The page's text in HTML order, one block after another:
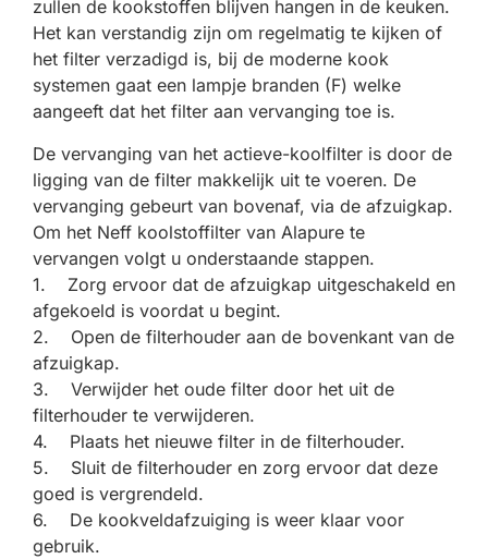
zullen de kookstoffen blijven hangen in de keuken.
Het kan verstandig zijn om regelmatig te kijken of
het filter verzadigd is, bij de moderne kook
systemen gaat een lampje branden (F) welke
aangeeft dat het filter aan vervanging toe is.
De vervanging van het actieve-koolfilter is door de
ligging van de filter makkelijk uit te voeren. De
vervanging gebeurt van bovenaf, via de afzuigkap.
Om het Neff koolstoffilter van Alapure te
vervangen volgt u onderstaande stappen.
1. Zorg ervoor dat de afzuigkap uitgeschakeld en
afgekoeld is voordat u begint.
2. Open de filterhouder aan de bovenkant van de
afzuigkap.
3. Verwijder het oude filter door het uit de
filterhouder te verwijderen.
4. Plaats het nieuwe filter in de filterhouder.
5. Sluit de filterhouder en zorg ervoor dat deze
goed is vergrendeld.
6. De kookveldafzuiging is weer klaar voor
gebruik.